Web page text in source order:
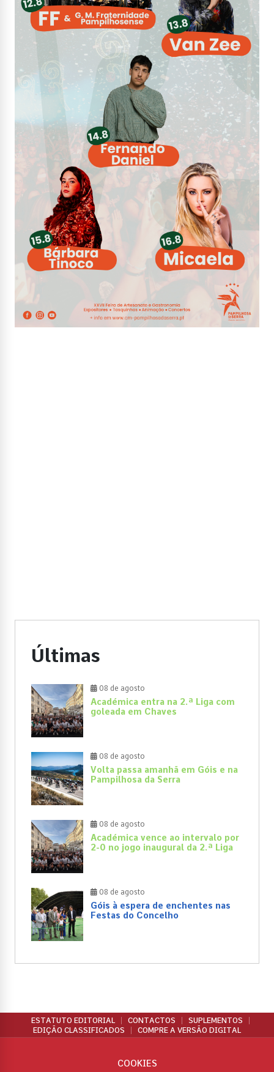
Últimas
08 de agosto
Académica entra na 2.ª Liga com
goleada em Chaves
08 de agosto
Volta passa amanhã em Góis e na
Pampilhosa da Serra
08 de agosto
Académica vence ao intervalo por
2-0 no jogo inaugural da 2.ª Liga
08 de agosto
Góis à espera de enchentes nas
Festas do Concelho
ESTATUTO EDITORIAL CONTACTOS
SUPLEMENTOS
EDIÇÃO CLASSIFICADOS
COMPRE A VERSÃO DIGITAL
COOKIES